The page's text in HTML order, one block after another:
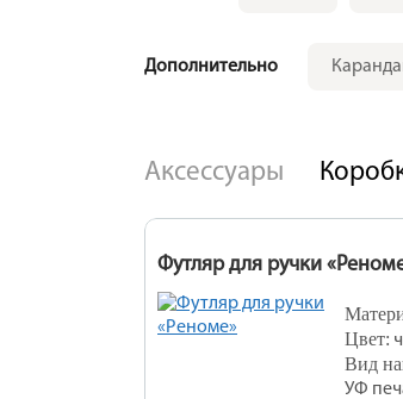
Дополнительно
Аксессуары
Футляр для ручки
Цвет:
Вид
УФ